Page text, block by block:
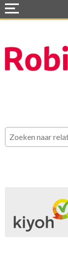
Webshops
Textiel